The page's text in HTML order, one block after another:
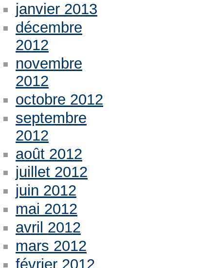
janvier 2013
décembre
2012
novembre
2012
octobre 2012
septembre
2012
août 2012
juillet 2012
juin 2012
mai 2012
avril 2012
mars 2012
février 2012